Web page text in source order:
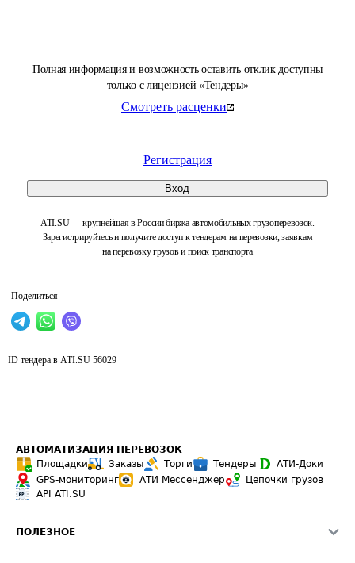
Полная информация и возможность оставить отклик доступны
только с лицензией «Тендеры»
Смотреть расценки
Регистрация
Вход
ATI.SU — крупнейшая в России биржа автомобильных грузоперевозок.
Зарегистрируйтесь и получите доступ к тендерам на перевозки, заявкам
на перевозку грузов и поиск транспорта
Поделиться
ID тендера в ATI.SU 56029
АВТОМАТИЗАЦИЯ ПЕРЕВОЗОК
Площадки
Заказы Торги Тендеры
АТИ-Доки
GPS-мониторинг
АТИ Мессенджер
Цепочки грузов
API ATI.SU
ПОЛЕЗНОЕ